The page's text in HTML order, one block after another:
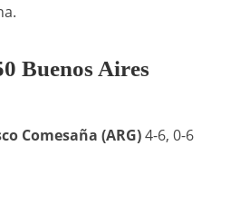
Buenos Aires
Comesaña (ARG)4-6, 0-6